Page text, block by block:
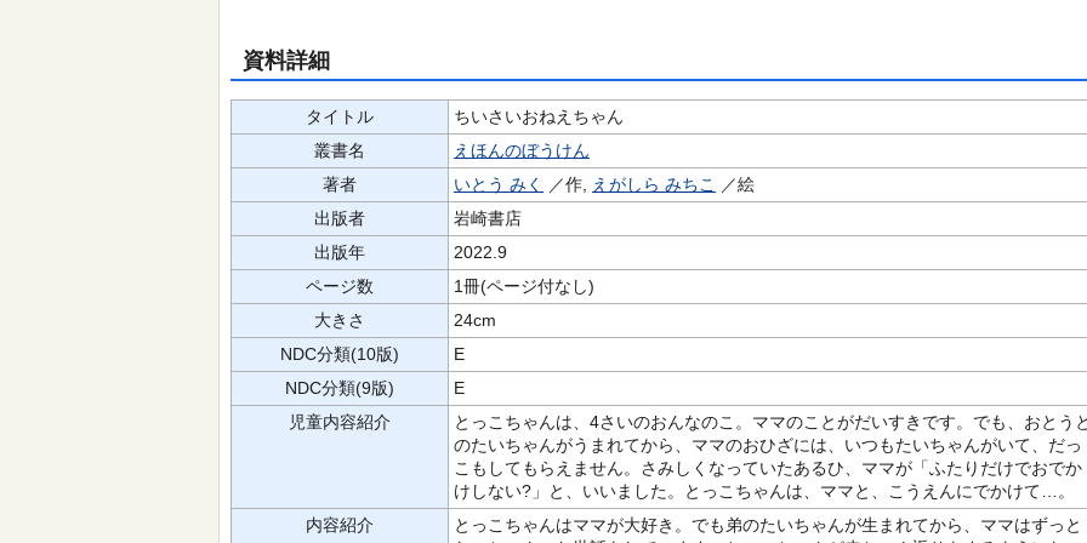
資料詳細
タイトル
ちいさいおねえちゃん
叢書名
えほんのぼうけん
著者
いとう みく ／作, えがしら みちこ
／絵
出版者
岩崎書店
出版年
2022.9
ページ数
1冊(ページ付なし)
大きさ
24cm
NDC分類(10版)
E
NDC分類(9版)
E
児童内容紹介
とっこちゃんは、4さいのおんなのこ。ママのことがだいすきです。でも、おとう
のたいちゃんがうまれてから、ママのおひざには、いつもたいちゃんがいて、だっ
こもしてもらえません。さみしくなっていたあるひ、ママが「ふたりだけでおでか
けしない?」と、いいました。とっこちゃんは、ママと、こうえんにでかけて…。
内容紹介
とっこちゃんはママが大好き。でも弟のたいちゃんが生まれてから、ママはずっと